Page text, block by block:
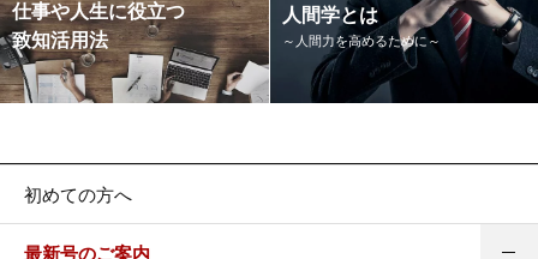
仕事や人生に役立つ
致知活用法
人間学とは
～人間力を高めるために～
初めての方へ
最新号のご案内